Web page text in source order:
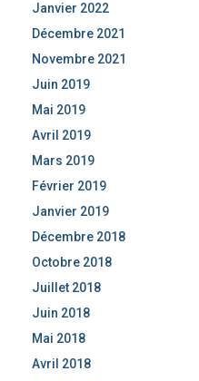
Janvier 2022
Décembre 2021
Novembre 2021
Juin 2019
Mai 2019
Avril 2019
Mars 2019
Février 2019
Janvier 2019
Décembre 2018
Octobre 2018
Juillet 2018
Juin 2018
Mai 2018
Avril 2018